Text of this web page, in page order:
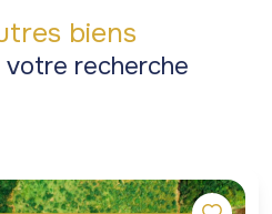
biens
recherche